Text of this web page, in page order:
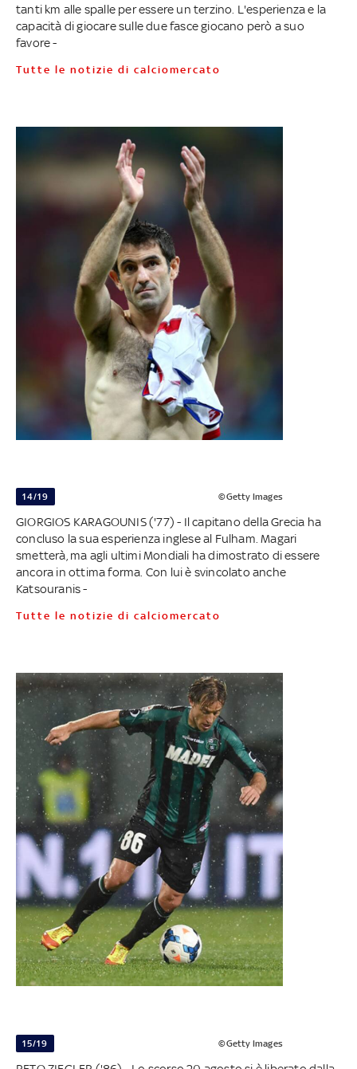
tanti km alle spalle per essere un terzino. L'esperienza e la
capacità di giocare sulle due fasce giocano però a suo
favore -
Tutte le notizie di calciomercato
14/19 ©Getty Images
GIORGIOS KARAGOUNIS ('77) - Il capitano della Grecia ha
concluso la sua esperienza inglese al Fulham. Magari
smetterà, ma agli ultimi Mondiali ha dimostrato di essere
ancora in ottima forma. Con lui è svincolato anche
Katsouranis -
Tutte le notizie di calciomercato
15/19 ©Getty Images